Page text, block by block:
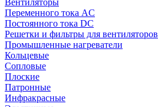
Вентиляторы
Переменного тока AC
Постоянного тока DC
Решетки и фильтры для вентиляторов
Промышленные нагреватели
Кольцевые
Сопловые
Плоские
Патронные
Инфракрасные